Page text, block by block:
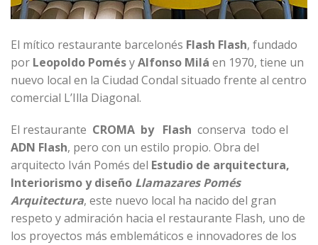
El mítico restaurante barcelonés Flash Flash, fundado
por Leopoldo PomésyAlfonso Milá en 1970, tiene un
nuevo local en la Ciudad Condal situado frente al centro
comercial L’Illa Diagonal.
El restaurante CROMA by Flash conserva todo el
ADN Flash, pero con un estilo propio. Obra del
arquitecto Iván Pomés del Estudio de arquitectura,
Interiorismo y diseño Llamazares Pomés
Arquitectura, este nuevo local ha nacido del gran
respeto y admiración hacia el restaurante Flash, uno de
los proyectos más emblemáticos e innovadores de los